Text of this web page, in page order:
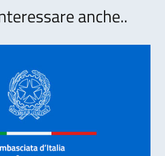
anche..